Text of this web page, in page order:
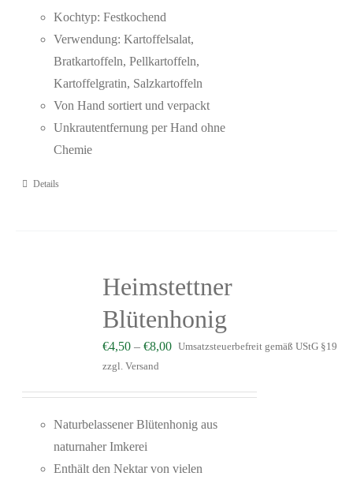
Kochtyp: Festkochend
Verwendung: Kartoffelsalat,
Bratkartoffeln, Pellkartoffeln,
Kartoffelgratin, Salzkartoffeln
Von Hand sortiert und verpackt
Unkrautentfernung per Hand ohne
Chemie
Details
Heimstettner
Blütenhonig
€4,50 –€8,00 Umsatzsteuerbefreit gemäß UStG §19
zzgl.Versand
Naturbelassener Blütenhonig aus
naturnaher Imkerei
Enthält den Nektar von vielen